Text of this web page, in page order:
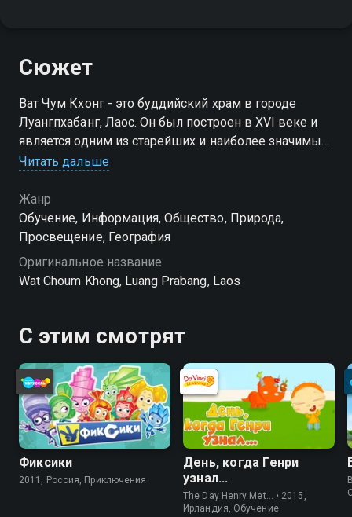
Сюжет
Ват Чум Кхонг - это буддийский храм в городе
Луангпхабанг, Лаос. Он был построен в XVI веке и
является одним из старейших и наиболее значимых
храмов в городе. Храм посвящен Будде и является
Читать дальше
Жанр
Обучение, Информация, Общество, Природа,
Просвещение, География
Оригинальное название
Wat Choum Khong, Luang Prabang, Laos
С этим смотрят
Фиксики
2011, Россия, Приключения
День, когда Генри
узнал...
The Day Henry Met… • 2015,
Ирландия, Обучение